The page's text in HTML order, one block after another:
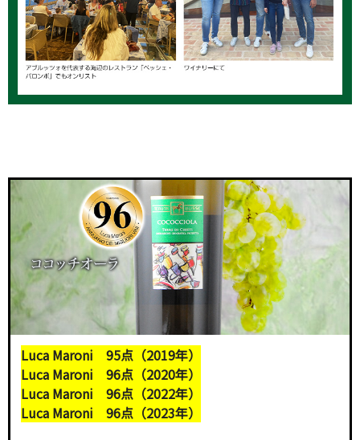
Luca Maroni 95点（2019年）
Luca Maroni 96点（2020年）
Luca Maroni 96点（2022年）
Luca Maroni 96点（2023年）